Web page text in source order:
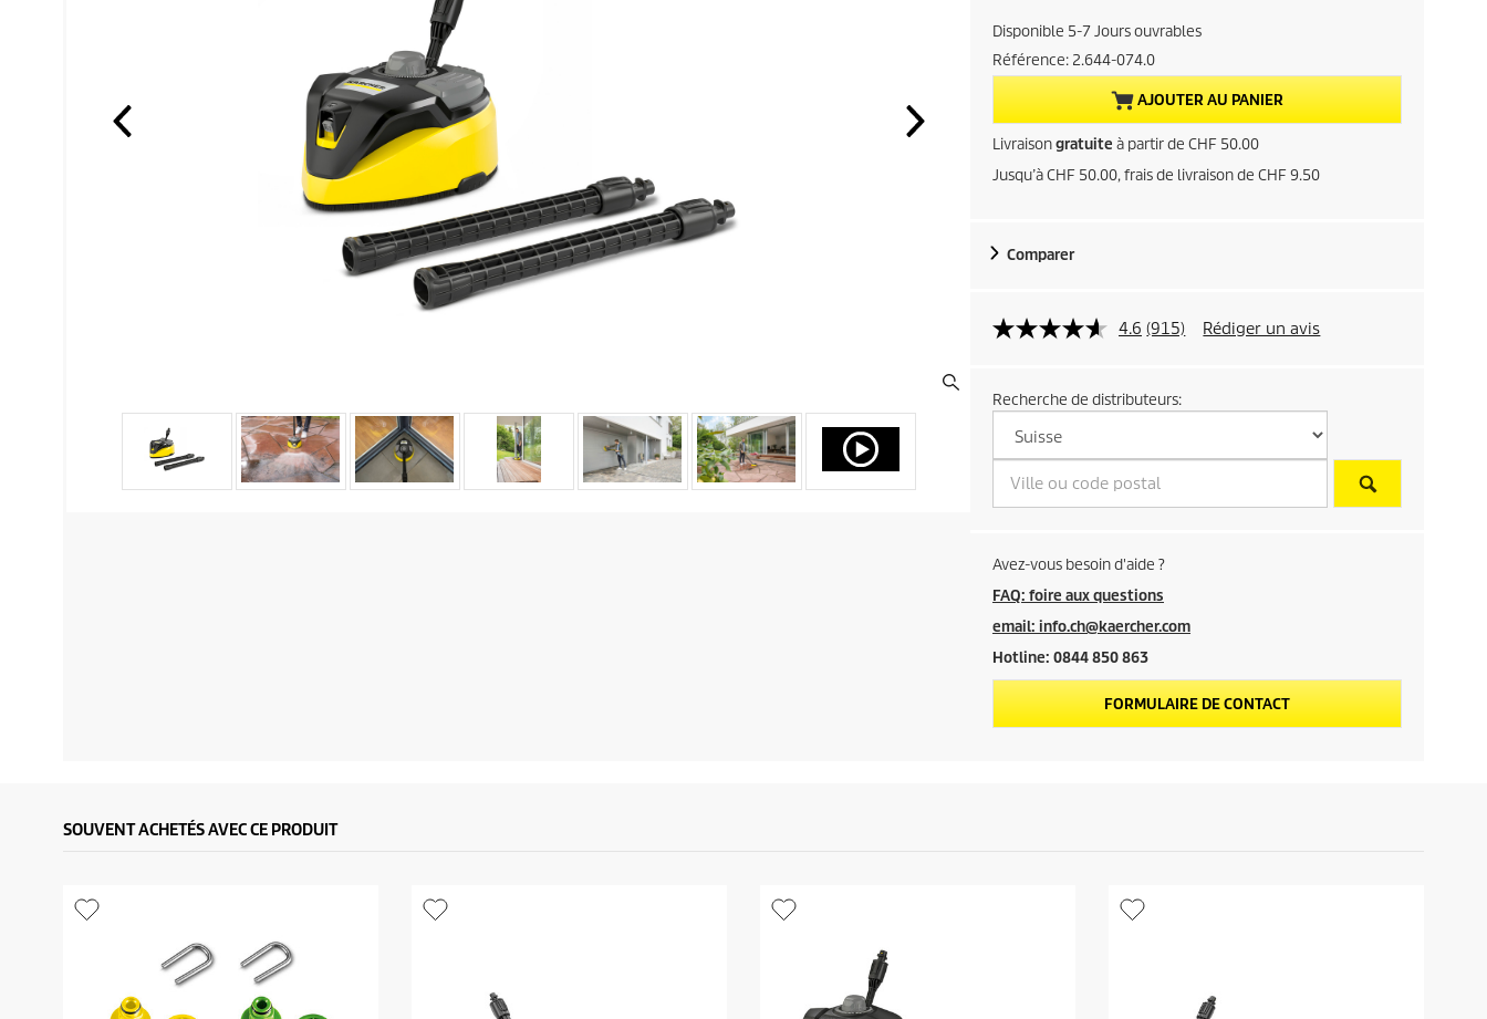
x
a
c
t
u
l
u
p
r
o
d
u
i
t
Disponible 5-7 Jours ouvrables
Référence: 2.644-074.0
AJOUTER AU PANIER
Livraisongratuite à partir de CHF 50.00
Jusqu’à CHF 50.00, frais de livraison de CHF 9.50
Comparer
4.6 (915) Rédiger un avis
Recherche de distributeurs:
Avez-vous besoin d'aide ?
FAQ: foire aux questions
email: info.ch@kaercher.com
Hotline: 0844 850 863
FORMULAIRE DE CONTACT
SOUVENT ACHETÉS AVEC CE PRODUIT